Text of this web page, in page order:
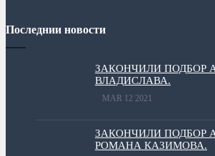
Последнии новости
ЗАКОНЧИЛИ ПОДБОР
ВЛАДИСЛАВА.
MAR 12 2021
ЗАКОНЧИЛИ ПОДБОР
РОМАНА КАЗИМОВА.